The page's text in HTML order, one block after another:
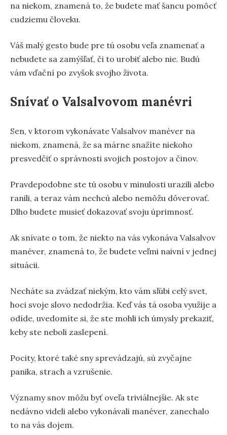
na niekom, znamená to, že budete mať šancu pomôcť
cudziemu človeku.
Váš malý gesto bude pre tú osobu veľa znamenať a
nebudete sa zamýšľať, či to urobiť alebo nie. Budú
vám vďační po zvyšok svojho života.
Snívať o Valsalvovom manévri
Sen, v ktorom vykonávate Valsalvov manéver na
niekom, znamená, že sa márne snažíte niekoho
presvedčiť o správnosti svojich postojov a činov.
Pravdepodobne ste tú osobu v minulosti urazili alebo
ranili, a teraz vám nechcú alebo nemôžu dôverovať.
Dlho budete musieť dokazovať svoju úprimnosť.
Ak snívate o tom, že niekto na vás vykonáva Valsalvov
manéver, znamená to, že budete veľmi naivní v jednej
situácii.
Necháte sa zvádzať niekým, kto vám sľúbi celý svet,
hoci svoje slovo nedodržia. Keď vás tá osoba využije a
odíde, uvedomíte si, že ste mohli ich úmysly prekaziť,
keby ste neboli zaslepení.
Pocity, ktoré také sny sprevádzajú, sú zvyčajne
panika, strach a vzrušenie.
Významy snov môžu byť oveľa triviálnejšie. Ak ste
nedávno videli alebo vykonávali manéver, zanechalo
to na vás dojem.